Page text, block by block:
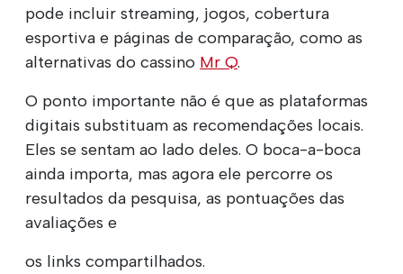
pode incluir streaming, jogos, cobertura
esportiva e páginas de comparação, como as
alternativas do cassino Mr Q.
O ponto importante não é que as plataformas
digitais substituam as recomendações locais.
Eles se sentam ao lado deles. O boca-a-boca
ainda importa, mas agora ele percorre os
resultados da pesquisa, as pontuações das
avaliações e
os links compartilhados.